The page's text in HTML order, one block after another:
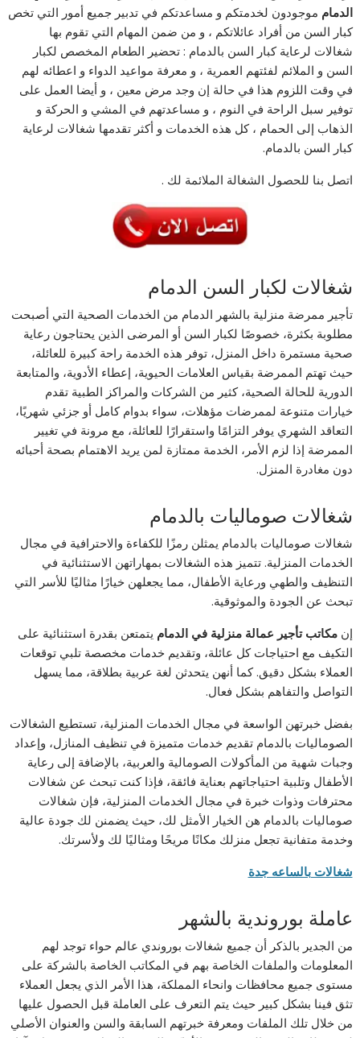
الدمام موجودون لخدمتكم و مساعدتكم في تدبير جميع أمور التي تخص
كبار السن من أفراد عائلاتكم ، و من ضمن المهام التي تقوم بها
شغالات لرعاية كبار السن بالدمام : تحضير الطعام المخصص لكبار
السن و الملائم لفئتهم العمرية ، و معرفة مواعيد الدواء و اعطائه لهم
في وقت اللزوم هذا في حالة إن وجد مرض معين ، و أيضا العمل على
توفير سبل الراحة في النوم ، و مساعدتهم في المشي و الحركة و
الذهاب إلى الحمام ، كل هذه الخدمات و أكثر تقدمها شغالات لرعاية
كبار السن بالدمام.
اتصل بنا للحصول الشغالة الملائمة لك .
شغالات لكبار السن الدمام
تأجير ممرضة منزلية بالشهر الدمام من الخدمات الصحية التي أصبحت
مطلوبة بكثرة، خصوصًا لكبار السن أو المرضى الذين يحتاجون رعاية
صحية مستمرة داخل المنزل، توفر هذه الخدمة راحة كبيرة للعائلة،
حيث تهتم الممرضة بقياس العلامات الحيوية، إعطاء الأدوية، والمتابعة
الدورية للحالة الصحية، كثير من الشركات والمراكز الطبية تقدم
خيارات متنوعة لممرضات مؤهلات، سواء بدوام كامل أو جزئي شهريًا،
التعاقد الشهري يوفر التزامًا واستقرارًا للعائلة، مع مرونة في تغيير
الممرضة إذا لزم الأمر، الخدمة ممتازة لمن يريد الاهتمام بصحة أحبائه
دون مغادرة المنزل.
شغالات صوماليات بالدمام
شغالات صوماليات بالدمام يمثلن رمزًا للكفاءة والاحترافية في مجال
الخدمات المنزلية. تتميز هذه الشغالات بمهاراتهن الاستثنائية في
التنظيف والطهي ورعاية الأطفال، مما يجعلهن خيارًا مثاليًا للأسر التي
تبحث عن الجودة والموثوقية.
إنمكاتب تأجير عمالة منزلية في الدمام يتمتعن بقدرة استثنائية على
التكيف مع احتياجات كل عائلة، وتقديم خدمات مخصصة تلبي توقعات
العملاء بشكل دقيق. كما أنهن يتحدثن لغة عربية بطلاقة، مما يسهل
التواصل والتفاهم بشكل فعال.
بفضل خبرتهن الواسعة في مجال الخدمات المنزلية، تستطيع الشغالات
الصوماليات بالدمام تقديم خدمات متميزة في تنظيف المنازل، وإعداد
وجبات شهية من المأكولات الصومالية والعربية، بالإضافة إلى رعاية
الأطفال وتلبية احتياجاتهم بعناية فائقة، فإذا كنت تبحث عن شغالات
محترفات وذوات خبرة في مجال الخدمات المنزلية، فإن شغالات
صوماليات بالدمام هن الخيار الأمثل لك، حيث يضمنن لك جودة عالية
وخدمة متفانية تجعل منزلك مكانًا مريحًا ومثاليًا لك ولأسرتك.
شغالات بالساعه جدة
عاملة بوروندية بالشهر
من الجدير بالذكر أن جميع شغالات بوروندي عالم حواء توجد لهم
المعلومات والملفات الخاصة بهم في المكاتب الخاصة بالشركة على
مستوى جميع محافظات وانحاء المملكة، هذا الأمر الذي يجعل العملاء
تثق فينا بشكل كبير حيث يتم التعرف على العاملة قبل الحصول عليها
من خلال تلك الملفات ومعرفة خبرتهم السابقة والسن والعنوان الأصلي